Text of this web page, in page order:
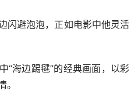
闪避泡泡，正如电影中他灵活
“海边踢毽”的经典画面，以彩